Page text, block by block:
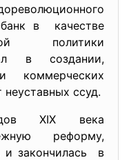
в качестве
политики
в создании,
коммерческих
ссуд.
XIX века
реформу,
и закончилась в